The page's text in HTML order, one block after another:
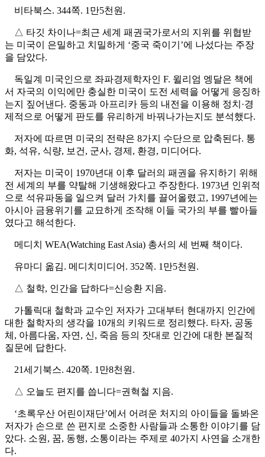
비타북스. 344쪽. 1만5천원.
△ 타깃 차이나=최근 세계 패권국가로서의 지위를 위협받
는 미국이 은밀하고 치밀하게 ‘중국 죽이기’에 나섰다는 주장
을 담았다.
독일계 미국인으로 좌파경제학자인 F. 윌리엄 엥달은 책에
서 자국의 이익에만 충실한 미국이 도전 세력을 어떻게 응징하
는지 짚어낸다. 중동과 아프리카 등의 내전을 이용해 정치·경
제적으로 어떻게 판도를 유리하게 바꿔나가는지도 분석했다.
저자에 따르면 미국의 전략은 8가지 수단으로 압축된다. 통
화, 석유, 식량, 보건, 군사, 경제, 환경, 미디어다.
저자는 미국이 1970년대 이후 달러의 패권을 유지하기 위해
전 세계의 부를 약탈해 기생해왔다고 주장한다. 1973년 인위적
으로 석유파동을 일으켜 달러 가치를 끌어올렸고, 1997년에는
아시아 금융위기를 교묘하게 조작해 이들 국가의 부를 빨아들
였다고 해석한다.
메디치 WEA(Watching East Asia) 총서의 세 번째 책이다.
유마디 옮김. 메디치미디어. 352쪽. 1만5천원.
△ 철학, 인간을 답하다=신승환 지음.
가톨릭대 철학과 교수인 저자가 고대부터 현대까지 인간에
대한 철학자의 생각을 10개의 키워드로 정리했다. 타자, 공동
체, 아름다움, 자연, 신, 죽음 등의 잣대로 인간에 대한 본질적
질문에 답한다.
21세기북스. 420쪽. 1만8천원.
△ 오늘도 편지를 씁니다=권혁철 지음.
‘초록우산 어린이재단’에서 어려운 처지의 아이들을 돌봐온
저자가 손으로 쓴 편지로 소중한 사람들과 소통한 이야기를 담
았다. 소원, 꿈, 동행, 소통이라는 주제로 40가지 사연을 소개한
다.